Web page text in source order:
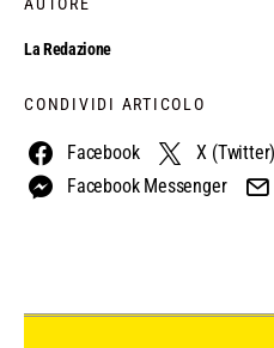
AUTORE
La Redazione
CONDIVIDI ARTICOLO
Facebook X (Twitter)
Facebook Messenger